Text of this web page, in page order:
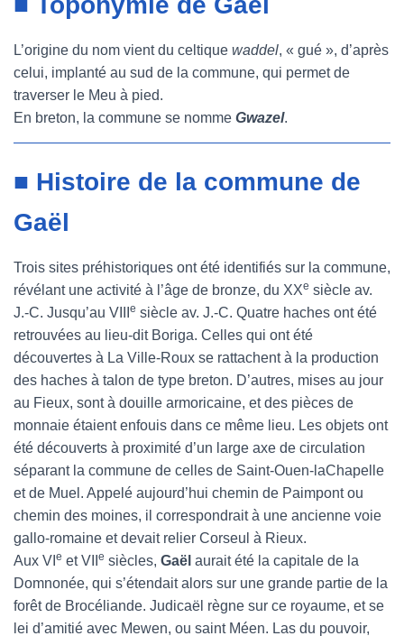
L’origine du nom vient du celtique waddel, « gué », d’après
celui, implanté au sud de la commune, qui permet de
traverser le Meu à pied.
En breton, la commune se nomme Gwazel.
■ Histoire de la commune de
Gaël
Trois sites préhistoriques ont été identifiés sur la commune,
révélant une activité à l’âge de bronze, du XXe siècle av.
J.-C. Jusqu’au VIII
e siècle av. J.-C. Quatre haches ont été
retrouvées au lieu-dit Boriga. Celles qui ont été
découvertes à La Ville-Roux se rattachent à la production
des haches à talon de type breton. D’autres, mises au jour
au Fieux, sont à douille armoricaine, et des pièces de
monnaie étaient enfouis dans ce même lieu. Les objets ont
été découverts à proximité d’un large axe de circulation
séparant la commune de celles de Saint-Ouen-laChapelle
et de Muel. Appelé aujourd’hui chemin de Paimpont ou
chemin des moines, il correspondrait à une ancienne voie
gallo-romaine et devait relier Corseul à Rieux.
Aux VI e et VII e siècles, Gaël aurait été la capitale de la
Domnonée, qui s’étendait alors sur une grande partie de la
forêt de Brocéliande. Judicaël règne sur ce royaume, et se
lei d’amitié avec Mewen, ou saint Méen. Las du pouvoir,